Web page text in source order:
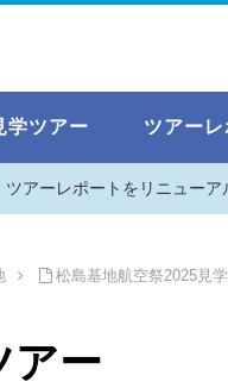
学ツアー ツアーレ
ツアーレポートをリニューア
松島基地航空祭2025見
アー